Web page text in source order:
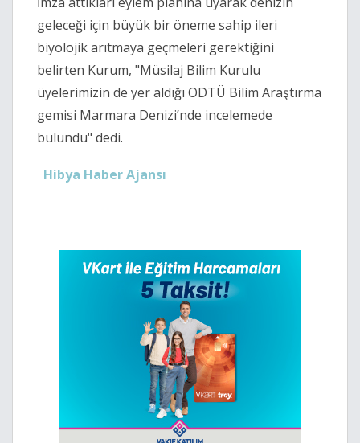
geleceği için büyük bir öneme sahip ileri
biyolojik arıtmaya geçmeleri gerektiğini
belirten Kurum, "Müsilaj Bilim Kurulu
üyelerimizin de yer aldığı ODTÜ Bilim Araştırma
gemisi Marmara Denizi’nde incelemede
bulundu" dedi.
Hibya Haber Ajansı